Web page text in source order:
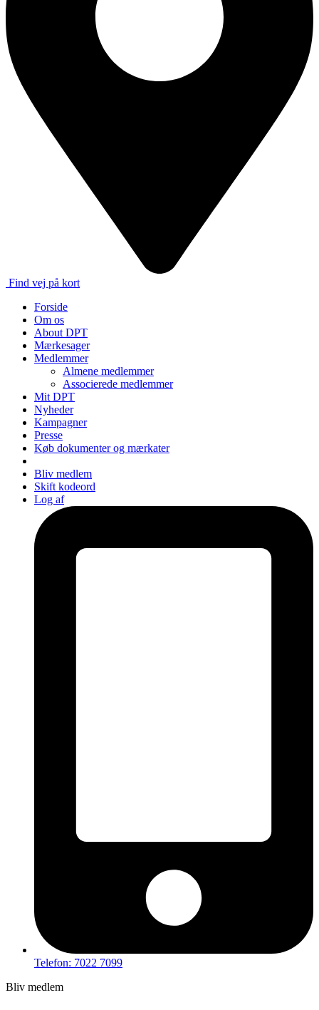
Find vej på kort
Forside
Om os
About DPT
Mærkesager
Medlemmer
Almene medlemmer
Associerede medlemmer
Mit DPT
Nyheder
Kampagner
Presse
Køb dokumenter og mærkater
Bliv medlem
Skift kodeord
Log af
Telefon: 7022 7099
Bliv medlem